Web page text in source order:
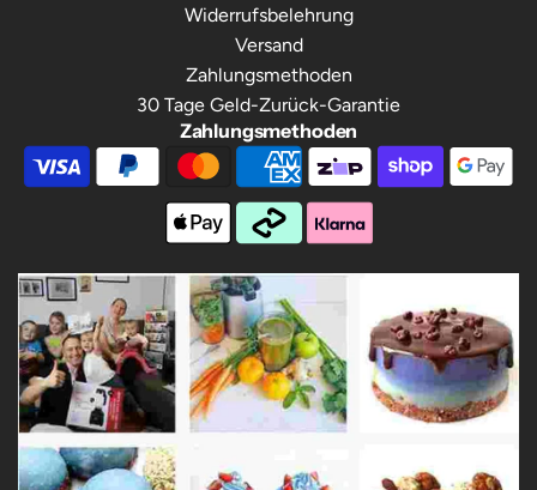
Widerrufsbelehrung
Versand
Zahlungsmethoden
30 Tage Geld-Zurück-Garantie
Zahlungsmethoden